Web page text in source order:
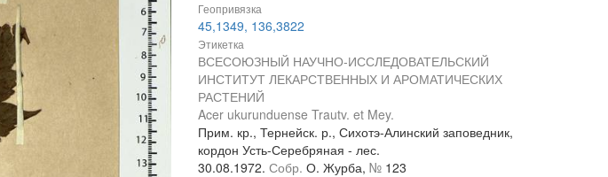
Геопривязка
45,1349, 136,3822
Этикетка
ВСЕСОЮЗНЫЙ НАУЧНО-ИССЛЕДОВАТЕЛЬСКИЙ
ИНСТИТУТ ЛЕКАРСТВЕННЫХ И АРОМАТИЧЕСКИХ
РАСТЕНИЙ
Acer ukurunduense Trautv. et Mey.
Прим. кр., Тернейск. р., Сихотэ-Алинский заповедник,
кордон Усть-Серебряная - лес.
30.08.1972. Собр. О. Журба, № 123